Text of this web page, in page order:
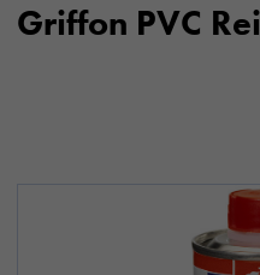
Griffon PVC